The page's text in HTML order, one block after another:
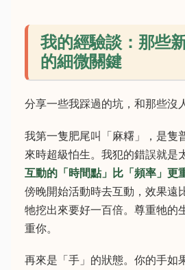
我的經驗談：那些
的細微關鍵
分享一些我踩過的坑，和那些沒
我第一隻肥尾叫「麻糬」，是隻
來時超級怕生。我犯的錯誤就是
互動的「時間點」比「頻率」更
傍晚開始活動時去互動，效果遠
牠挖出來要好一百倍。尊重牠的
重你。
再來是「手」的狀態。你的手如